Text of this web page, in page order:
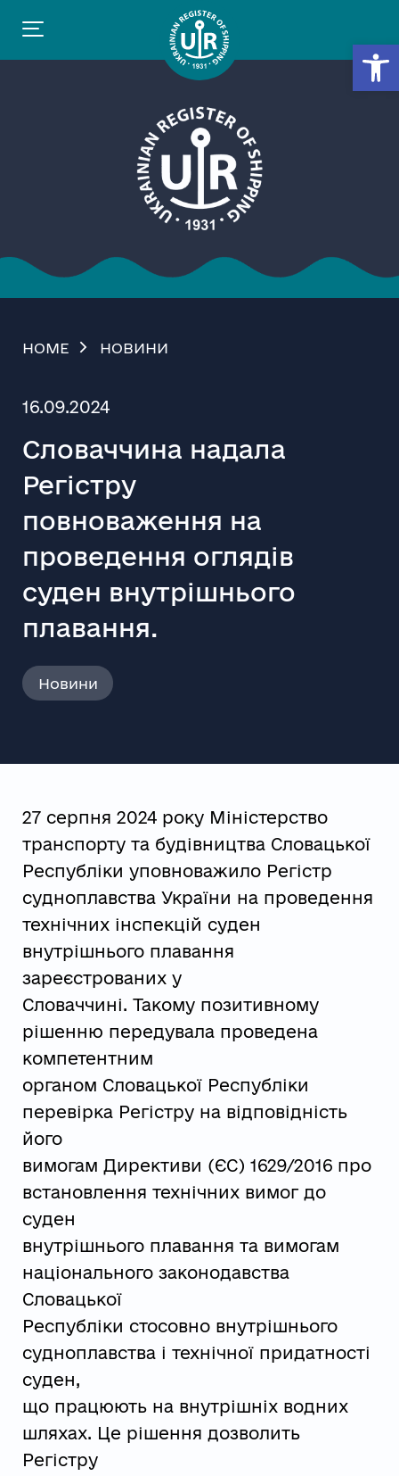
HOME НОВИНИ
16.09.2024
Словаччина надала
Регістру
повноваження на
проведення оглядів
суден внутрішнього
плавання.
Новини
27 серпня 2024 року Міністерство
транспорту та будівництва Словацької
Республіки уповноважило Регістр
судноплавства України на проведення
технічних інспекцій суден
внутрішнього плавання
зареєстрованих у
Словаччині. Такому позитивному
рішенню передувала проведена
компетентним
органом Словацької Республіки
перевірка Регістру на відповідність
його
вимогам Директиви (ЄС) 1629/2016 про
встановлення технічних вимог до
суден
внутрішнього плавання та вимогам
національного законодавства
Словацької
Республіки стосовно внутрішнього
судноплавства і технічної придатності
суден,
що працюють на внутрішніх водних
шляхах. Це рішення дозволить
Регістру